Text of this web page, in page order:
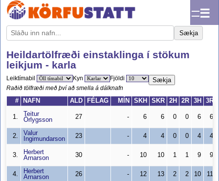
☰
Sækja
Heildartölfræði einstaklinga í stökum
leikjum - karla
Leiktímabil Kyn Fjöldi Sækja
Raðið tölfræði með því að smella á dálknafn
#
NAFN ALD FÉLAG MÍN SKH SKR 2H 2R 3H 3R
1.
Teitur
Örlygsson
27 - 6 6 0 0 6 6
2.
Valur
Ingimundarson
23 - 4 4 0 0 4 4
3.
Herbert
Arnarson
30 - 10 10 1 1 9 9
4.
Herbert
Arnarson
26 - 12 13 2 2 10 11